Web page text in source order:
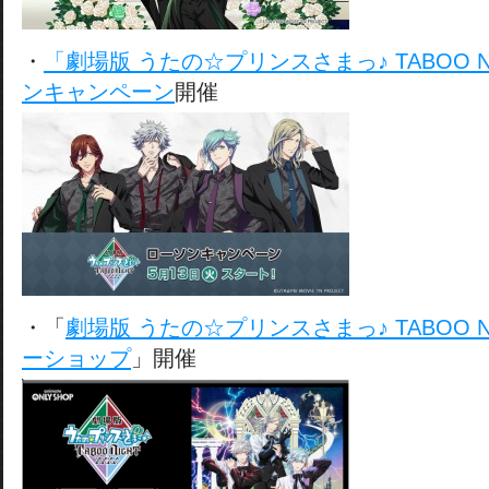
・
「劇場版 うたの☆プリンスさまっ♪ TABOO
ンキャンペーン開催
・「 劇場版 うたの☆プリンスさまっ♪ TABOO
ーショップ」開催